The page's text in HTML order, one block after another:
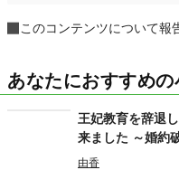
このコンテンツについて報
あなたにおすすめの
王妃教育を辞退
来ました ～婚約
下が求婚してきま
由香